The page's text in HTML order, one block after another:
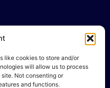
like cookies to store and/or
will allow us to process
Not consenting or
and functions.